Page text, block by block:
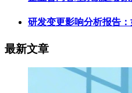
研发变更影响分析报告
最新文章